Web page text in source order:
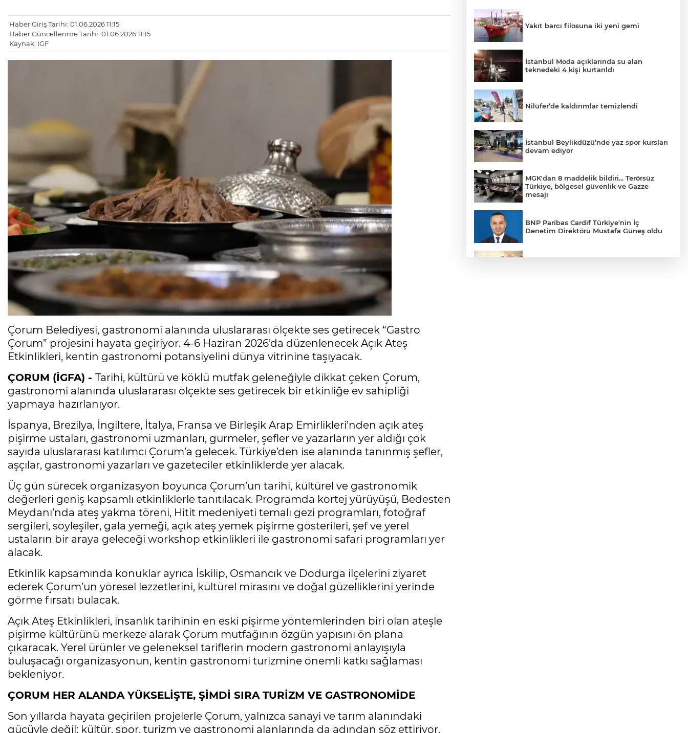
Haber Giriş Tarihi: 01.06.2026 11:15
Haber Güncellenme Tarihi: 01.06.2026 11:15
Kaynak: IGF
Çorum Belediyesi, gastronomi alanında uluslararası ölçekte ses getirecek “Gastro
Çorum” projesini hayata geçiriyor. 4-6 Haziran 2026’da düzenlenecek Açık Ateş
Etkinlikleri, kentin gastronomi potansiyelini dünya vitrinine taşıyacak.
ÇORUM (İGFA) - Tarihi, kültürü ve köklü mutfak geleneğiyle dikkat çeken Çorum,
gastronomi alanında uluslararası ölçekte ses getirecek bir etkinliğe ev sahipliği
yapmaya hazırlanıyor.
İspanya, Brezilya, İngiltere, İtalya, Fransa ve Birleşik Arap Emirlikleri’nden açık ateş
pişirme ustaları, gastronomi uzmanları, gurmeler, şefler ve yazarların yer aldığı çok
sayıda uluslararası katılımcı Çorum’a gelecek. Türkiye’den ise alanında tanınmış şefler,
aşçılar, gastronomi yazarları ve gazeteciler etkinliklerde yer alacak.
Üç gün sürecek organizasyon boyunca Çorum’un tarihi, kültürel ve gastronomik
değerleri geniş kapsamlı etkinliklerle tanıtılacak. Programda kortej yürüyüşü, Bedesten
Meydanı’nda ateş yakma töreni, Hitit medeniyeti temalı gezi programları, fotoğraf
sergileri, söyleşiler, gala yemeği, açık ateş yemek pişirme gösterileri, şef ve yerel
ustaların bir araya geleceği workshop etkinlikleri ile gastronomi safari programları yer
alacak.
Etkinlik kapsamında konuklar ayrıca İskilip, Osmancık ve Dodurga ilçelerini ziyaret
ederek Çorum’un yöresel lezzetlerini, kültürel mirasını ve doğal güzelliklerini yerinde
görme fırsatı bulacak.
Açık Ateş Etkinlikleri, insanlık tarihinin en eski pişirme yöntemlerinden biri olan ateşle
pişirme kültürünü merkeze alarak Çorum mutfağının özgün yapısını ön plana
çıkaracak. Yerel ürünler ve geleneksel tariflerin modern gastronomi anlayışıyla
buluşacağı organizasyonun, kentin gastronomi turizmine önemli katkı sağlaması
bekleniyor.
ÇORUM HER ALANDA YÜKSELİŞTE, ŞİMDİ SIRA TURİZM VE GASTRONOMİDE
Son yıllarda hayata geçirilen projelerle Çorum, yalnızca sanayi ve tarım alanındaki
gücüyle değil; kültür, spor, turizm ve gastronomi alanlarında da adından söz ettiriyor.
Yakıt barcı filosuna iki yeni gemi
İstanbul Moda açıklarında su alan
teknedeki 4 kişi kurtarıldı
Nilüfer’de kaldırımlar temizlendi
İstanbul Beylikdüzü’nde yaz spor kursları
devam ediyor
MGK'dan 8 maddelik bildiri... Terörsüz
Türkiye, bölgesel güvenlik ve Gazze
mesajı
BNP Paribas Cardif Türkiye'nin İç
Denetim Direktörü Mustafa Güneş oldu